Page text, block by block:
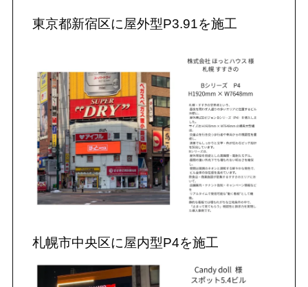
東京都新宿区に屋外型P3.91を施工
札幌市中央区に屋内型P4を施工